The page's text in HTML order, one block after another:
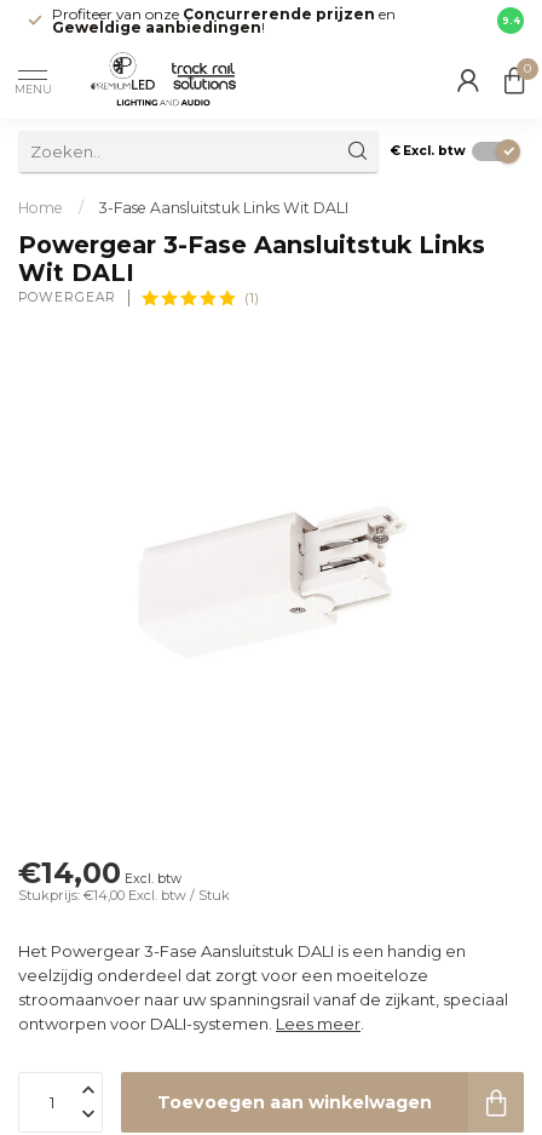
Profiteer van onze Concurrerende prijzen en
Geweldige aanbiedingen! direct
9.4
MENU
0
€ Excl. btw
Home / 3-Fase Aansluitstuk Links Wit DALI
Powergear 3-Fase Aansluitstuk Links
Wit DALI
POWERGEAR (1)
€14,00 Excl. btw
Stukprijs: €14,00 Excl. btw / Stuk
Het Powergear 3-Fase Aansluitstuk DALI is een handig en
veelzijdig onderdeel dat zorgt voor een moeiteloze
stroomaanvoer naar uw spanningsrail vanaf de zijkant, speciaal
ontworpen voor DALI-systemen. Lees meer
Toevoegen aan winkelwagen